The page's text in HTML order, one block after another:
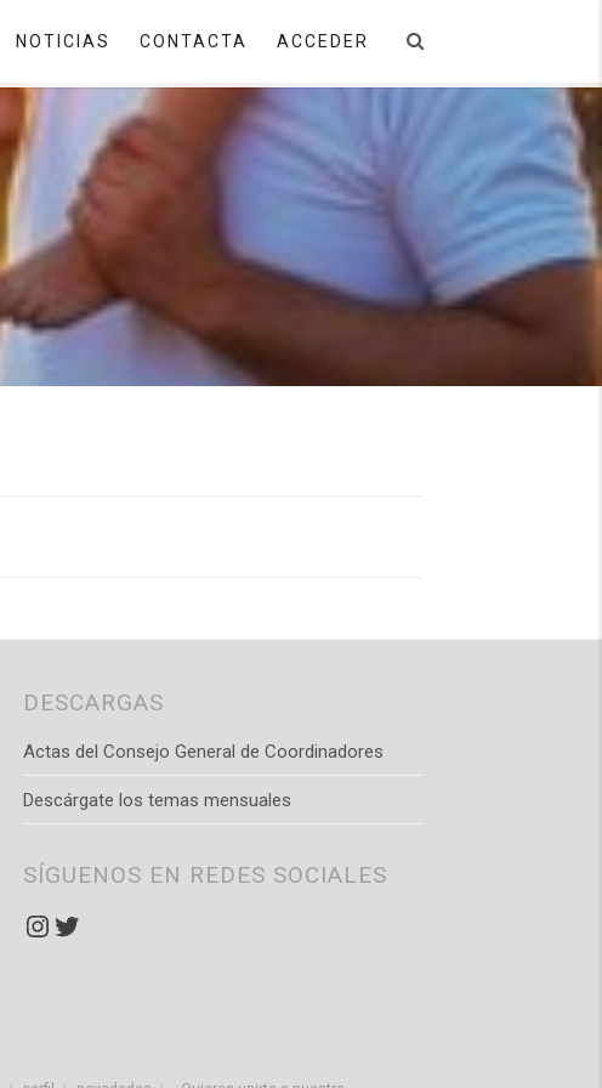
NOTICIAS CONTACTA ACCEDER
DESCARGAS
Actas del Consejo General de Coordinadores
Descárgate los temas mensuales
SÍGUENOS EN REDES SOCIALES
Instagram
Twitter